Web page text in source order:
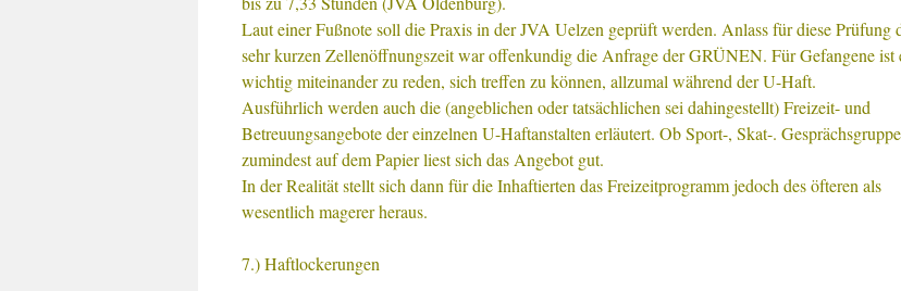
Laut einer Fußnote soll die Praxis in der JVA Uelzen geprüft werden. Anlass für diese Prüfung
sehr kurzen Zellenöffnungszeit war offenkundig die Anfrage der GRÜNEN. Für Gefangene ist
wichtig miteinander zu reden, sich treffen zu können, allzumal während der U-Haft.
Ausführlich werden auch die (angeblichen oder tatsächlichen sei dahingestellt) Freizeit- und
Betreuungsangebote der einzelnen U-Haftanstalten erläutert. Ob Sport-, Skat-.
zumindest auf dem Papier liest sich das Angebot gut.
In der Realität stellt sich dann für die Inhaftierten das Freizeitprogramm jedoch des öfteren als
wesentlich magerer heraus.
7.) Haftlockerungen